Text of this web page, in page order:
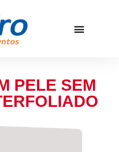
PELE SEM